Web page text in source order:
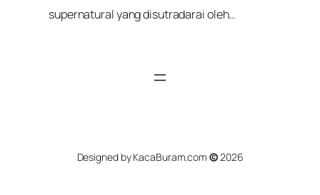
supernatural yang disutradarai oleh…
Designed by KacaBuram.com ©2026